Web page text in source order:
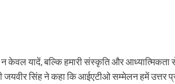
बजट 2026–27 से भारत की डिजिटल और विनिर्माण पहल
न केवल यादें, बल्कि हमारी संस्कृति और आध्यात्मिकता
जयवीर सिंह ने कहा कि आईएटीओ सम्मेलन हमें